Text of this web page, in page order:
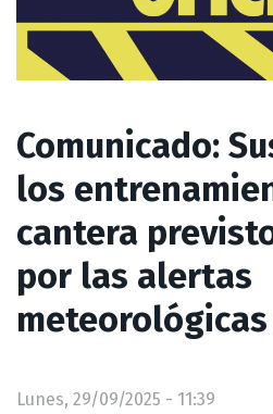
Comunicado:
los
cantera
por las alertas
Lunes, 29/09/2025 - 11:39